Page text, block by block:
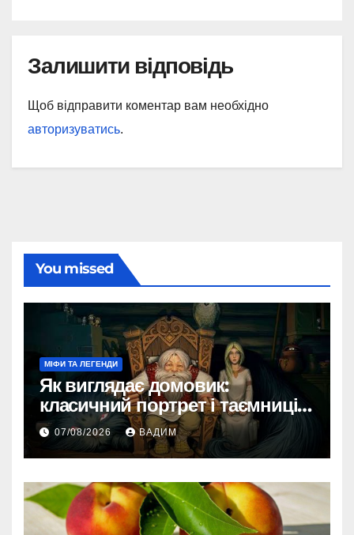
Залишити відповідь
Щоб відправити коментар вам необхідно
авторизуватись.
You missed
МІФИ ТА ЛЕГЕНДИ
Як виглядає домовик:
класичний портрет і таємниці
зовнішності
07/08/2026 ВАДИМ